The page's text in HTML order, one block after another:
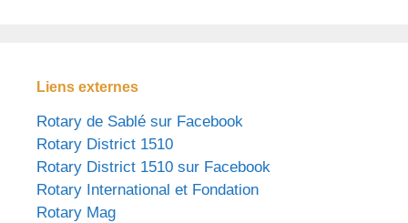
Liens externes
Rotary de Sablé sur Facebook
Rotary District 1510
Rotary District 1510 sur Facebook
Rotary International et Fondation
Rotary Mag